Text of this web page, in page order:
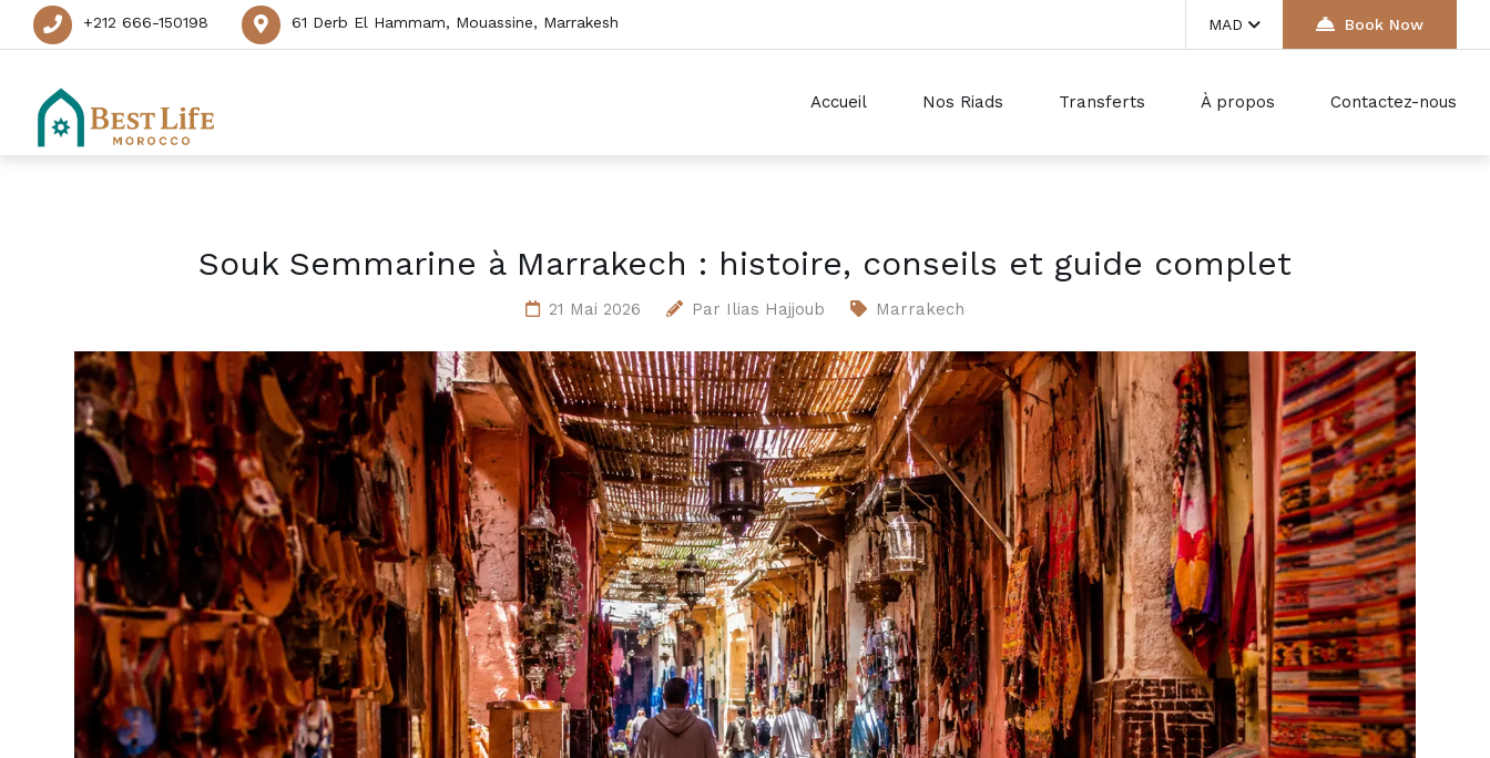
+212 666-150198 61 Derb El Hammam, Mouassine, Marrakesh MAD Book Now
Accueil Nos Riads Transferts À propos Contactez-nous
Souk Semmarine à Marrakech : histoire, conseils et guide complet
21 Mai 2026 Par Ilias Hajjoub Marrakech